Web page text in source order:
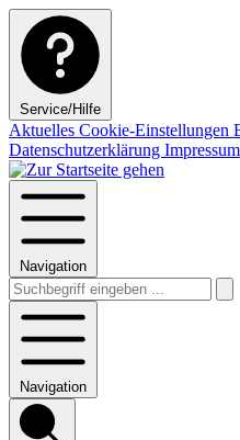
Service/Hilfe
Aktuelles Cookie-Einstellungen
Datenschutzerklärung Impressum
Navigation
Navigation